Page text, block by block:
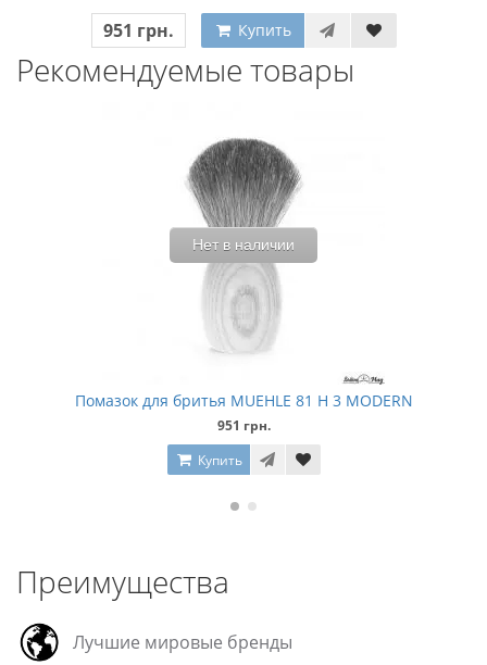
951 грн. Купить
Рекомендуемые товары
Нет в наличии
Помазок для бритья MUEHLE 81 H 3 MODERN
951 грн.
Купить
Преимущества
Лучшие мировые бренды